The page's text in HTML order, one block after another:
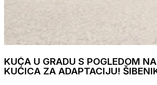
KUĆA U GRADU S POGLEDOM
KUĆICA ZA ADAPTACIJU!